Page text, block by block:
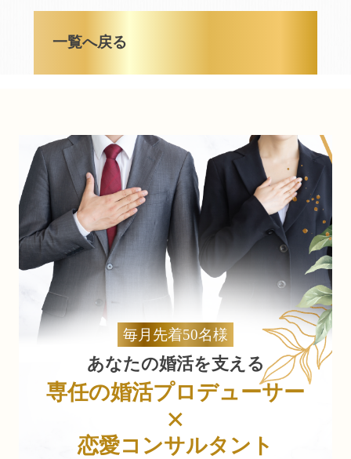
一覧へ戻る
毎月先着50名様
あなたの婚活を支える
専任の婚活プロデューサー
×
恋愛コンサルタント